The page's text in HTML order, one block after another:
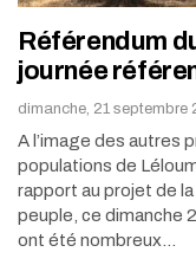
Référendum
journée
dimanche, 21 septembre
A l’image des autres
populations de
rapport au projet de
peuple, ce dimanche
ont été nombreux…